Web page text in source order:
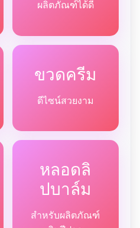
ผลิตภัณฑ์ได้ดี
ขวดครีม
ดีไซน์สวยงาม
หลอดลิ
ปบาล์ม
สำหรับผลิตภัณฑ์